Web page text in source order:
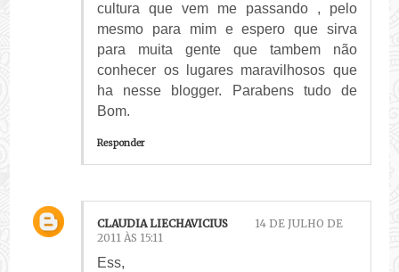
cultura que vem me passando , pelo
mesmo para mim e espero que sirva
para muita gente que tambem não
conhecer os lugares maravilhosos que
ha nesse blogger. Parabens tudo de
Bom.
Responder
CLAUDIA LIECHAVICIUS
14 DE JULHO DE
2011 ÀS 15:11
Ess,